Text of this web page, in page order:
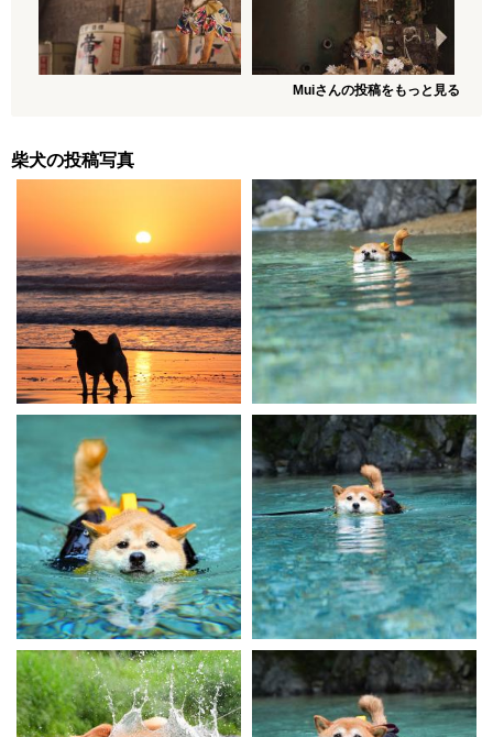
Muiさんの投稿をもっと見る
柴犬の投稿写真